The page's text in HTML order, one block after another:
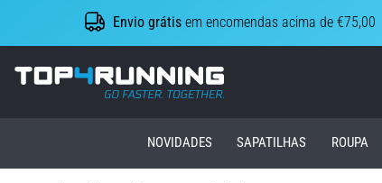
Envio grátis em encomendas acima de €75,00
Top4Running.pt
NOVIDADES SAPATILHAS ROUPA